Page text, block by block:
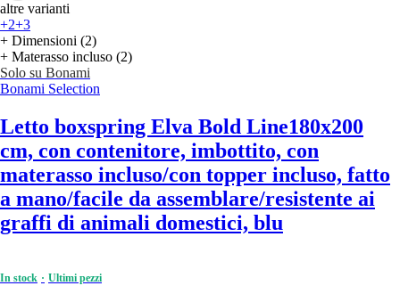
altre varianti
+2+3
+ Dimensioni (2)
+ Materasso incluso (2)
Solo su Bonami
Bonami Selection
Letto boxspring Elva Bold Line180x200
cm, con contenitore, imbottito, con
materasso incluso/con topper incluso, fatto
a mano/facile da assemblare/resistente ai
graffi di animali domestici, blu
In stock Ultimi pezzi